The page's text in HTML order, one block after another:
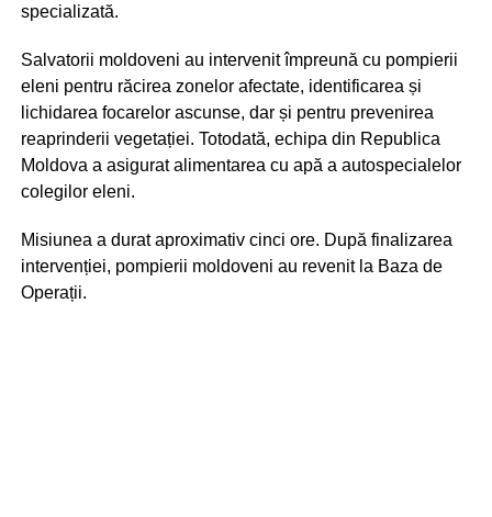
specializată.
Salvatorii moldoveni au intervenit împreună cu pompierii
eleni pentru răcirea zonelor afectate, identificarea și
lichidarea focarelor ascunse, dar și pentru prevenirea
reaprinderii vegetației. Totodată, echipa din Republica
Moldova a asigurat alimentarea cu apă a autospecialelor
colegilor eleni.
Misiunea a durat aproximativ cinci ore. După finalizarea
intervenției, pompierii moldoveni au revenit la Baza de
Operații.